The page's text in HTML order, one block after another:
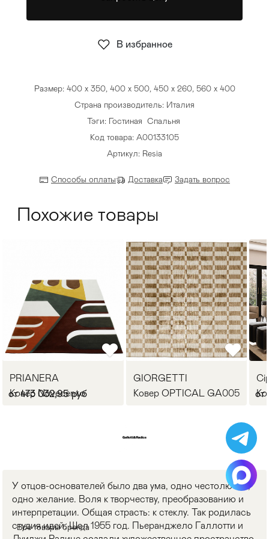
Стулья >
Размер: 400 x 350, 400 x 500, 450 x 260, 560 x 400
Страна производитель: Италия
Тэги: Гостиная Спальня
Код товара: А00133105
Артикул: Resia
Способы оплаты Доставка Задать вопрос
В избранное
Похожие товары
PRIANERA
Ковер Novecento
от 473 032,95 руб
GIORGETTI
Ковер OPTICAL GA005
от
У отцов-основателей было два ума, одно честолюбие,
одно желание. Воля к творчеству, преобразованию и
интерпретации. Общая страсть: к стеклу. Так родилась
студия идей. Шел 1955 год. Пьеранджело Галлотти и
Все товары бренда